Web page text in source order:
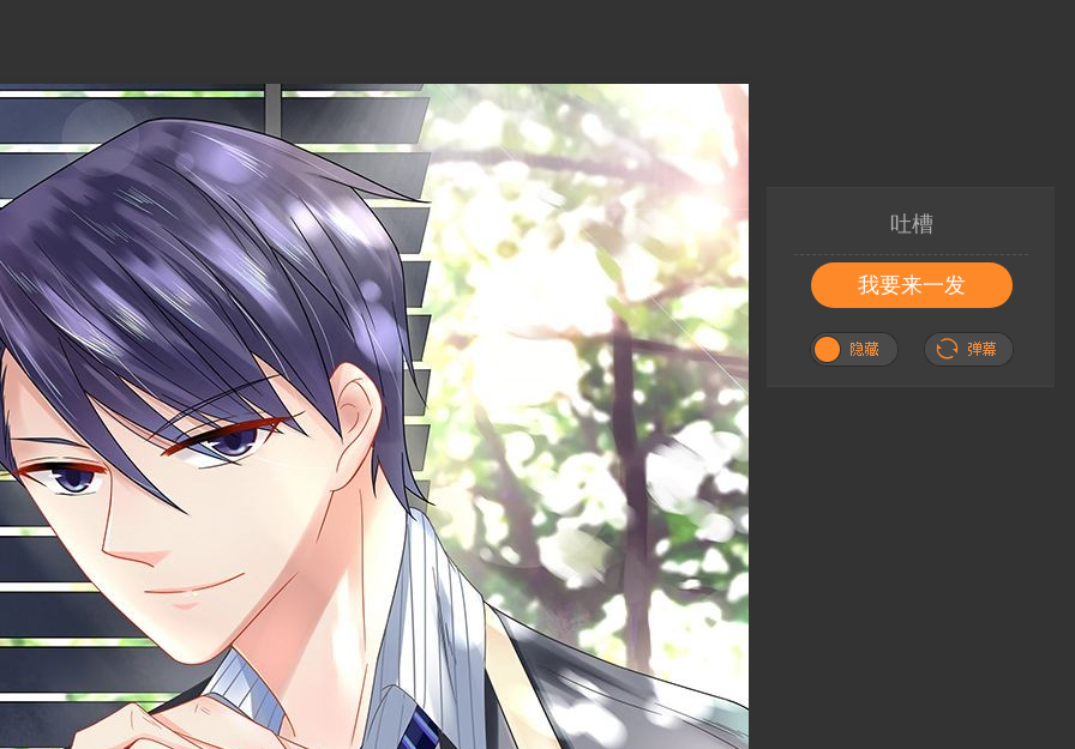
吐槽
我要来一发